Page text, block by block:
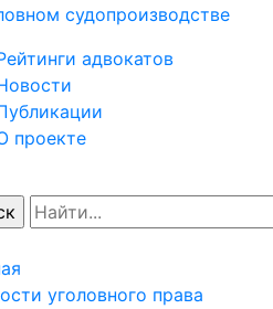
судопроизводстве
адвокатов
проекте
уголовного права